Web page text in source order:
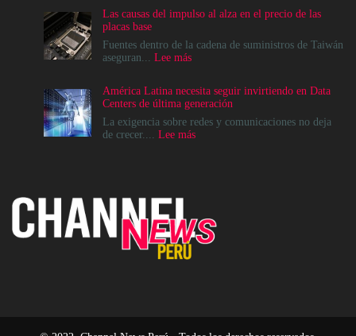
apuesta
el
para
acelerar
la
era
Las causas del impulso al alza en el precio de las
placas base
Fuentes dentro de la cadena de suministros de Taiwán
aseguran... Lee más:
del
impulso
al
alza
base
América Latina necesita seguir invirtiendo en Data
Centers de última generación
La exigencia sobre redes y comunicaciones no deja
de crecer.... Lee más:
Data
Centers
de